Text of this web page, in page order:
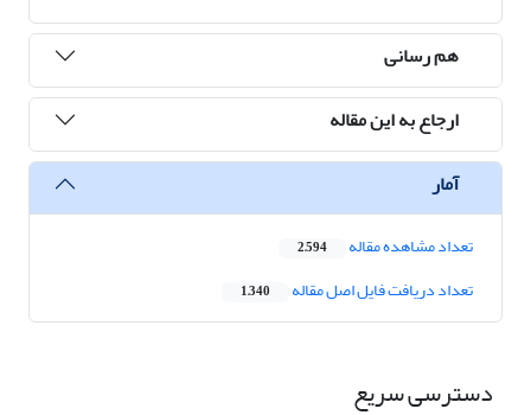
هم رسانی
ارجاع به این مقاله
آمار
تعداد مشاهده مقاله 2,594
تعداد دریافت فایل اصل مقاله 1,340
دسترسی سریع